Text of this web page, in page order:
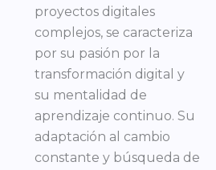
proyectos digitales
complejos, se caracteriza
por su pasión por la
transformación digital y
su mentalidad de
aprendizaje continuo. Su
adaptación al cambio
constante y búsqueda de